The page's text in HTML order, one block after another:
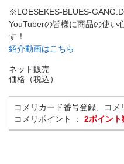
※LOESEKES-BLUES-
YouTuberの皆様に商品の使い
す！
紹介動画はこちら
ネット販売
価格（税込）
コメリカード番号登録、コ
コメリポイント ： 2ポイント